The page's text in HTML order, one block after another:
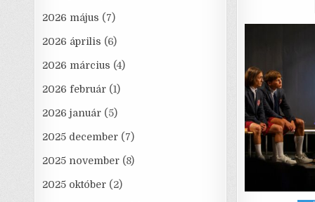
o
2026 május (7)
2026 április (6)
2026 március (4)
2026 február (1)
2026 január (5)
2025 december (7)
2025 november (8)
2025 október (2)